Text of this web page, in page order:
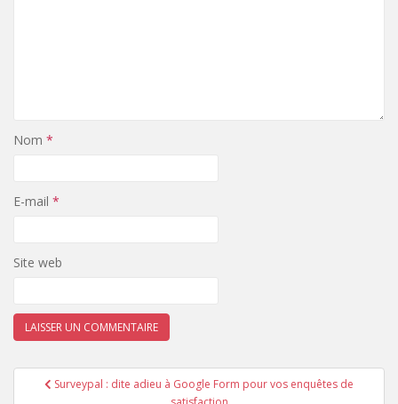
Nom *
E-mail *
Site web
Navigation
Surveypal : dite adieu à Google Form pour vos enquêtes de